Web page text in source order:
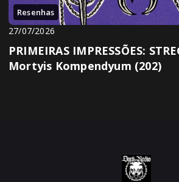
Resenhas
27/07/2026
PRIMEIRAS IMPRESSÕES:
Mortyis Kompendyum (202)